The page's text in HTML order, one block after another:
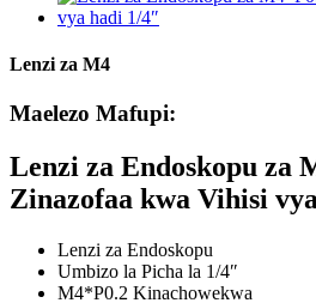
Lenzi za M4
Maelezo Mafupi:
Lenzi za Endoskopu za
Zinazofaa kwa Vihisi
Lenzi za Endoskopu
Umbizo la Picha la 1/4″
M4*P0.2 Kinachowekwa